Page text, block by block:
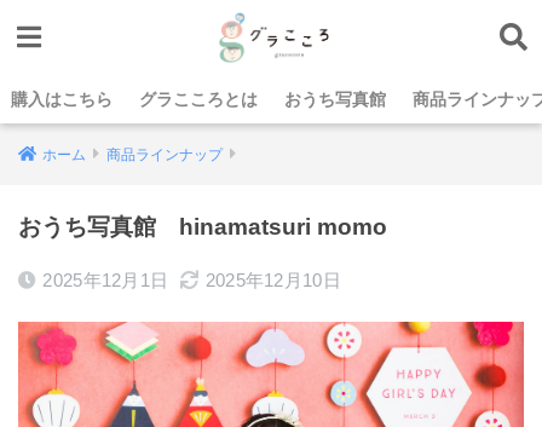
購入はこちら グラこころとは おうち写真館 商品ラインナッ
ホーム 商品ラインナップ
おうち写真館 hinamatsuri momo
2025年12月1日 2025年12月10日